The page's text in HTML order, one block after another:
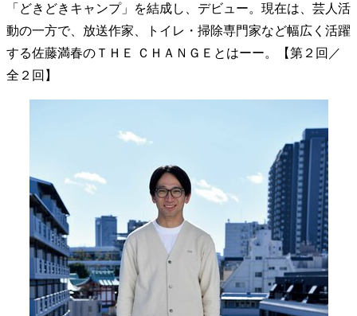
トップが描く未来
マインドセット
20代の現在地
10代・20代の土台
ライフスタイル・生き方
40代からの景色 50代のリアル
美しさの哲学
パートナーとの歩み方
親になるということ
病が教えてくれたこと
移住という選択
熱狂できるもの
一生モノの愛用品
私を彩るエッセンス
60代のネクストステージ
「どきどきキャンプ」を結成し、デビュー。現在は、芸人活
動の一方で、放送作家、トイレ・掃除専門家など幅広く活躍
する佐藤満春のＴＨＥ ＣＨＡＮＧＥとはーー。【第２回／
全２回】